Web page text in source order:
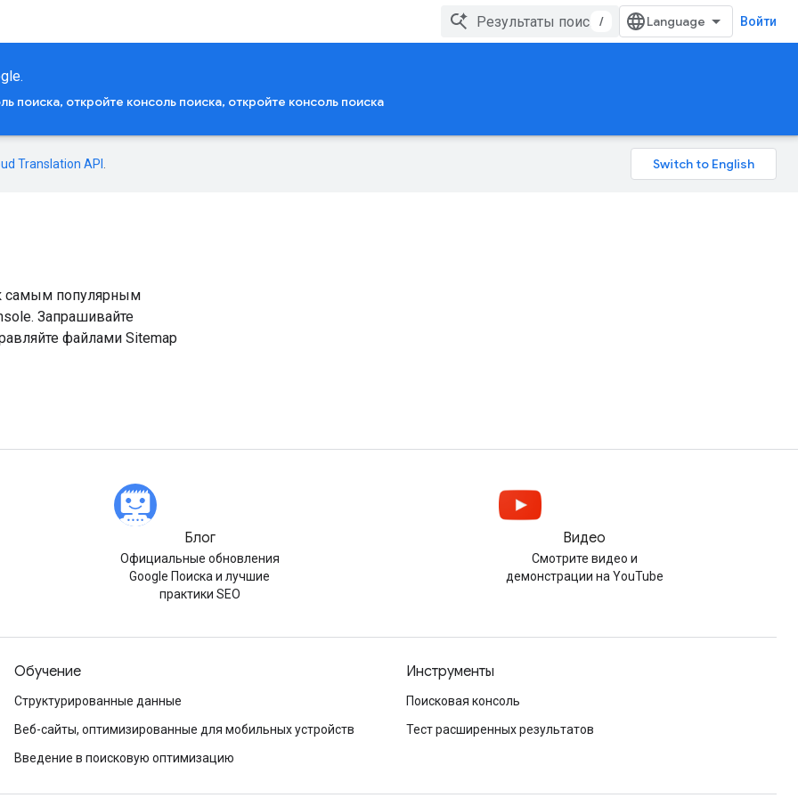
/ Войти
поиска, откройте консоль поиска, откройте консоль поиска
Translation API
самым популярным
Запрашивайте
файлами Sitemap
Блог
Официальные обновления
Google Поиска и лучшие
практики SEO
Видео
Смотрите видео и
демонстрации на YouTube
Обучение
Структурированные данные
Веб-сайты, оптимизированные для мобильных устройств
Введение в поисковую оптимизацию
Инструменты
Поисковая консоль
Тест расширенных результатов